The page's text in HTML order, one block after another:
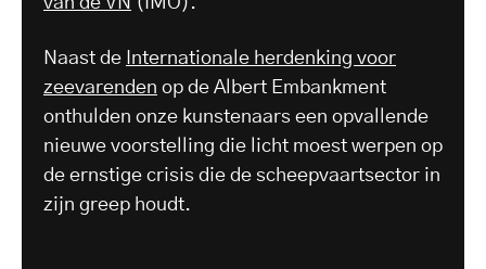
Naast de Internationale herdenking voor
zeevarenden op de Albert Embankment
onthulden onze kunstenaars een opvallende
nieuwe voorstelling die licht moest werpen op
de ernstige crisis die de scheepvaartsector in
zijn greep houdt.